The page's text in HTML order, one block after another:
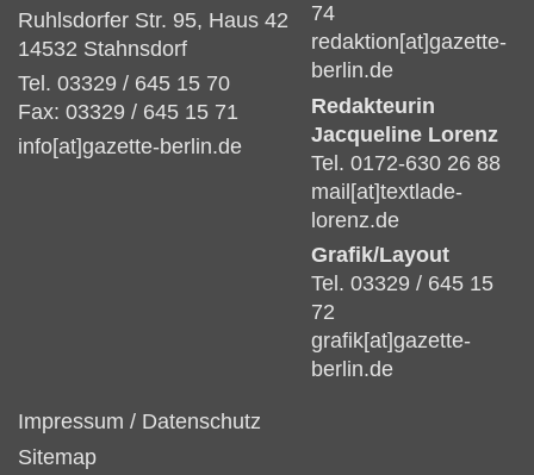
Ruhlsdorfer Str. 95, Haus 42
14532 Stahnsdorf
Tel. 03329 / 645 15 70
Fax: 03329 / 645 15 71
info[at]gazette-berlin.de
74
redaktion[at]gazette-
berlin.de
Redakteurin
Jacqueline Lorenz
Tel. 0172-630 26 88
mail[at]textlade-
lorenz.de
Grafik/Layout
Tel. 03329 / 645 15
72
grafik[at]gazette-
berlin.de
Impressum / Datenschutz
Sitemap